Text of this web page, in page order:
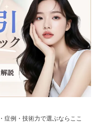
症例・技術力で選ぶならここ